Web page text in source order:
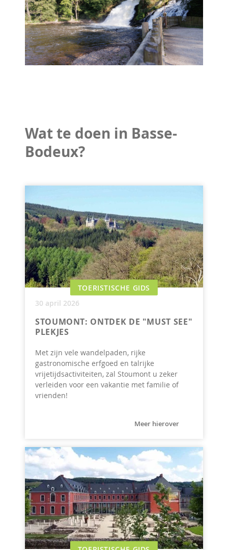
Wat te doen in Basse-
Bodeux?
TOERISTISCHE GIDS
30 april 2026
STOUMONT: ONTDEK DE "MUST SEE"
PLEKJES
Met zijn vele wandelpaden, rijke
gastronomische erfgoed en talrijke
vrijetijdsactiviteiten, zal Stoumont u zeker
verleiden voor een vakantie met familie of
vrienden!
Meer hierover